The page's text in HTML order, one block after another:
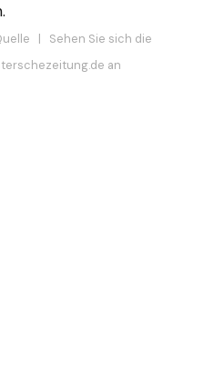
| Sehen Sie sich die
an